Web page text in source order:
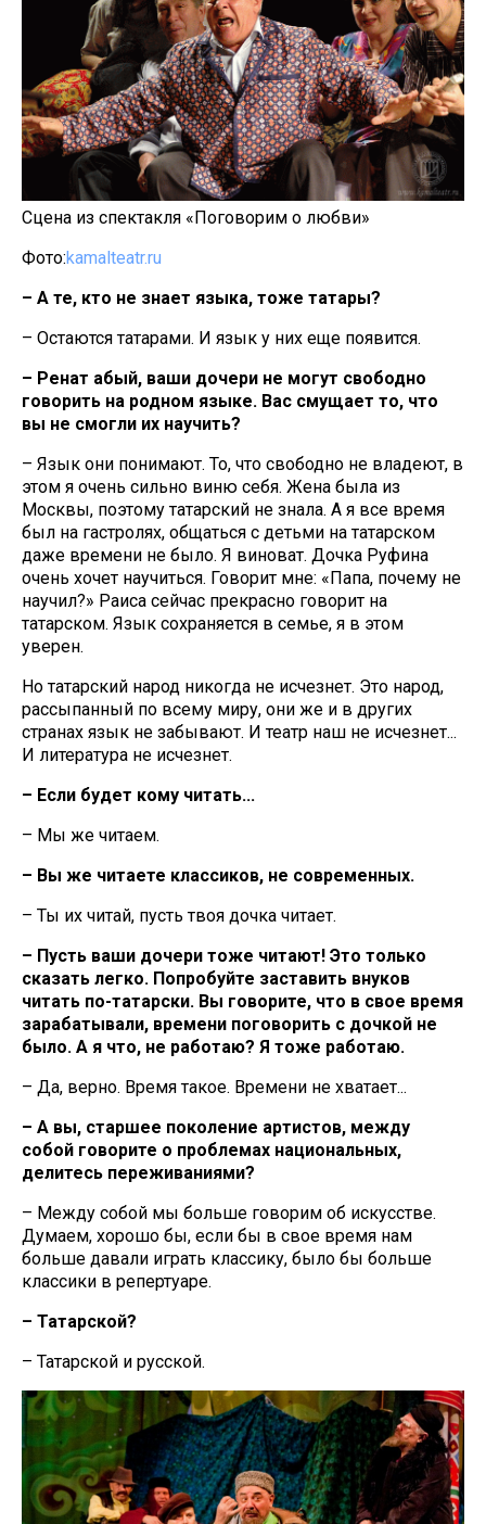
Сцена из спектакля «Поговорим о любви»
Фото:kamalteatr.ru
– А те, кто не знает языка, тоже татары?
– Остаются татарами. И язык у них еще появится.
– Ренат абый, ваши дочери не могут свободно
говорить на родном языке. Вас смущает то, что
вы не смогли их научить?
– Язык они понимают. То, что свободно не владеют, в
этом я очень сильно виню себя. Жена была из
Москвы, поэтому татарский не знала. А я все время
был на гастролях, общаться с детьми на татарском
даже времени не было. Я виноват. Дочка Руфина
очень хочет научиться. Говорит мне: «Папа, почему не
научил?» Раиса сейчас прекрасно говорит на
татарском. Язык сохраняется в семье, я в этом
уверен.
Но татарский народ никогда не исчезнет. Это народ,
рассыпанный по всему миру, они же и в других
странах язык не забывают. И театр наш не исчезнет...
И литература не исчезнет.
– Если будет кому читать...
– Мы же читаем.
– Вы же читаете классиков, не современных.
– Ты их читай, пусть твоя дочка читает.
– Пусть ваши дочери тоже читают! Это только
сказать легко. Попробуйте заставить внуков
читать по-татарски. Вы говорите, что в свое время
зарабатывали, времени поговорить с дочкой не
было. А я что, не работаю? Я тоже работаю.
– Да, верно. Время такое. Времени не хватает...
– А вы, старшее поколение артистов, между
собой говорите о проблемах национальных,
делитесь переживаниями?
– Между собой мы больше говорим об искусстве.
Думаем, хорошо бы, если бы в свое время нам
больше давали играть классику, было бы больше
классики в репертуаре.
– Татарской?
– Татарской и русской.